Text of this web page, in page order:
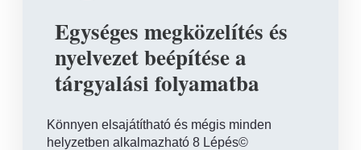
Egységes megközelítés és
nyelvezet beépítése a
tárgyalási folyamatba
Könnyen elsajátítható és mégis minden
helyzetben alkalmazható 8 Lépés©